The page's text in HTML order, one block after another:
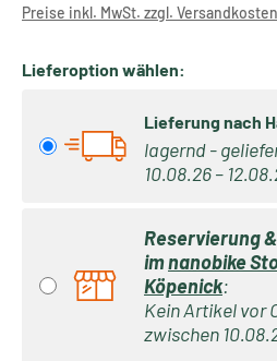
Preise inkl. MwSt. zzgl. Versandkosten
Lieferoption wählen:
Lieferung nach
lagernd -
10.08.26 –
Reservierung
imnanobike
Köpenick:
Kein Artikel vor
zwischen